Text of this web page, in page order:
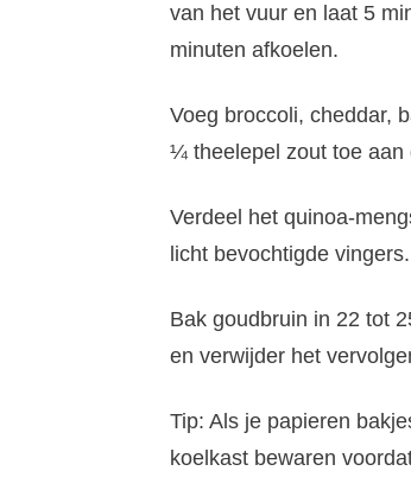
van het vuur en laat 5
minuten afkoelen.
Voeg broccoli, cheddar,
¼ theelepel zout toe aan
Verdeel het quinoa-
licht bevochtigde
Bak goudbruin in 22 tot
en verwijder het
Tip: Als je papieren
koelkast bewaren